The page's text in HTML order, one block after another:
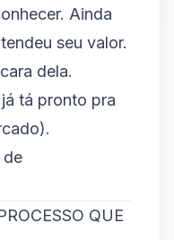
Ainda
seu valor.
dela.
tá pronto pra
de
QUE